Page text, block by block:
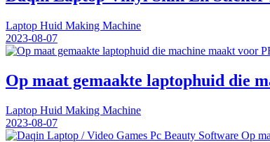
Laptop Huid Making Machine
2023-08-07
Op maat gemaakte laptophuid die
Laptop Huid Making Machine
2023-08-07